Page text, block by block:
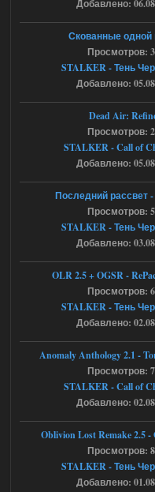
мануалу......
Игра для сталкера
ruslanpyrusov
как изменить макс
ставки в файлах
ставить больше 1 к
Тайна Зоны -
Stalker-Mods-
Тайна Зоны -
патч я установил
установки мода,
наверное вы правы
05.08.2026
Тайна Зоны - Remaster
Stalker-Mods-
Добавлено:
Скованные одной
Просмотров:
STALKER - Тень
Добавлено:
Dead Air:
Просмотров:
STALKER - Call of
Добавлено:
Последний рассвет
Просмотров:
STALKER - Тень
Добавлено:
OLR 2.5 + OGSR -
Просмотров:
STALKER - Тень
Добавлено:
Anomaly Anthology 2.1 -
Просмотров:
STALKER - Call of
Добавлено:
Oblivion Lost Remake 2.5 -
Просмотров:
STALKER - Тень
Добавлено: